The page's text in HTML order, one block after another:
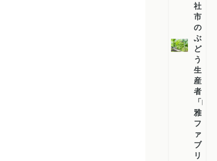
社
市
の
ぶ
ど
う
生
産
者
「山
雅
フ
ァ
ブ
リ